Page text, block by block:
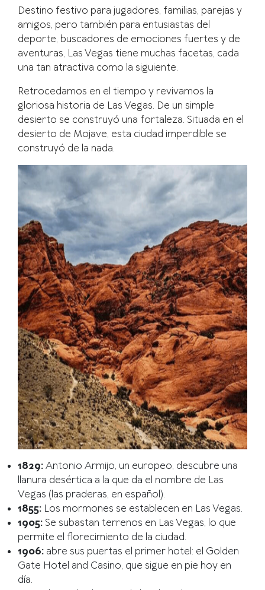
Destino festivo para jugadores, familias, parejas y
amigos, pero también para entusiastas del
deporte, buscadores de emociones fuertes y de
aventuras, Las Vegas tiene muchas facetas, cada
una tan atractiva como la siguiente.
Retrocedamos en el tiempo y revivamos la
gloriosa historia de Las Vegas. De un simple
desierto se construyó una fortaleza. Situada en el
desierto de Mojave, esta ciudad imperdible se
construyó de la nada.
1829:Antonio Armijo, un europeo, descubre una
llanura desértica a la que da el nombre de Las
Vegas (las praderas, en español).
1855: Los mormones se establecen en Las Vegas.
1905:Se subastan terrenos en Las Vegas, lo que
permite el florecimiento de la ciudad.
1906: abre sus puertas el primer hotel: el Golden
Gate Hotel and Casino, que sigue en pie hoy en
día.